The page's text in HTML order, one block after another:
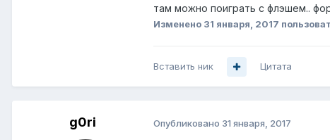
там можно поиграть с флэшем..
Изменено 31 января, 2017
Вставить ник Цитата
g0ri Опубликовано 31 января, 2017